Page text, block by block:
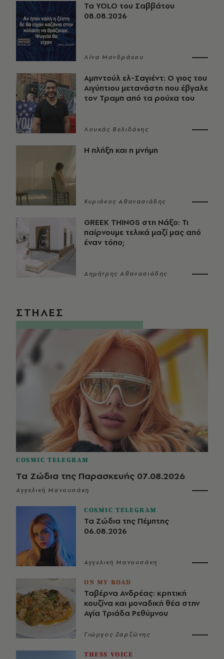
Τα YOLO του Σαββάτου
08.08.2026
Λίνα Μανδράκου
Αμπντούλ ελ-Σαγιέντ: Ο γιος του
Αιγύπτιου μετανάστη που έβγαλε
τον Τραμπ από τα ρούχα του
Λουκάς Βελιδάκης
Η πλήξη και η μνήμη
Κυριάκος Αθανασιάδης
GREEK THINGS στη Νάξο: Τι
παίρνουμε τελικά μαζί μας από
έναν τόπο;
Δημήτρης Αθανασιάδης
ΣΤΗΛΕΣ
COSMIC TELEGRAM
Τα Ζώδια της Παρασκευής 07.08.2026
Αγγελική Μανουσάκη
COSMIC TELEGRAM
Τα Ζώδια της Πέμπτης
06.08.2026
Αγγελική Μανουσάκη
ON MY ROAD
Ταβέρνα Ανδρέας: κρητική
κουζίνα και μοναδική θέα στην
Αγία Τριάδα Ρεθύμνου
Γιώργος Ζαρζώνης
THESS VOICE